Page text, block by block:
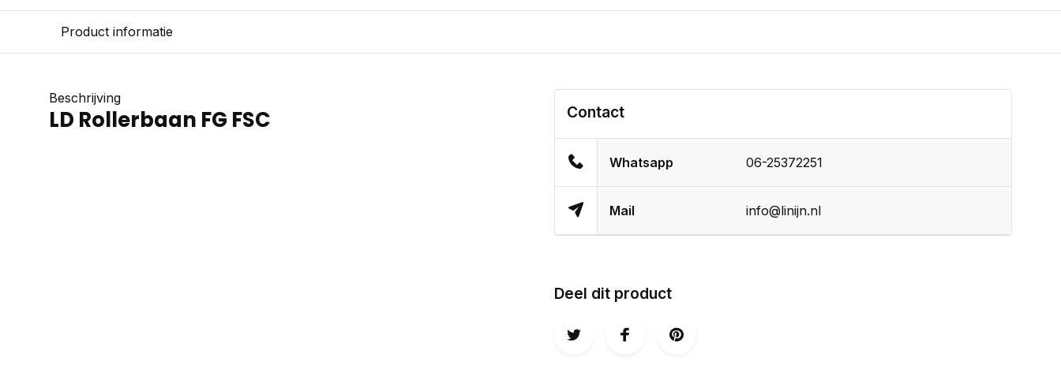
Product informatie
Beschrijving
LD Rollerbaan FG FSC Contact
Whatsapp 06-25372251
Mail info@linijn.nl
Deel dit product